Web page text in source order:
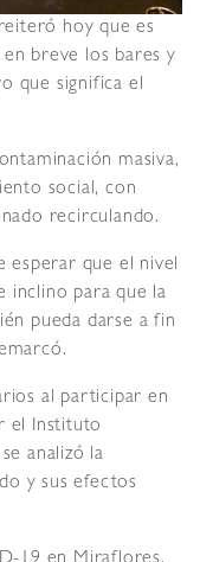
hoy que es
breve los bares y
que significa el
masiva,
social, con
recirculando.
esperar que el nivel
inclino para que la
pueda darse a fin
al participar en
el Instituto
analizó la
y sus efectos